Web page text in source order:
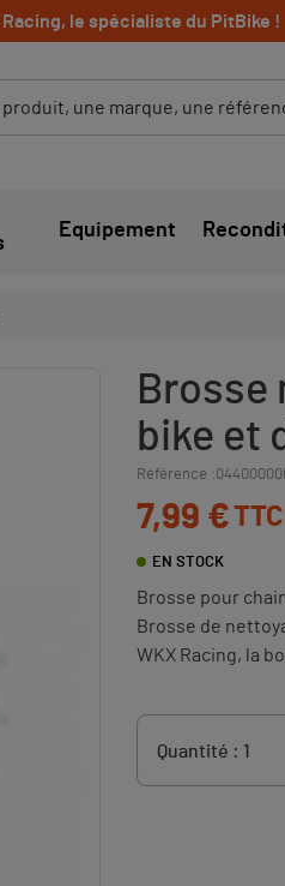
Racing, le spécialiste du PitBike !
Equipement
Brosse
bike et
Référence :
7,99 €TTC
EN STOCK
Brosse pour
Brosse de
WKX Racing, la